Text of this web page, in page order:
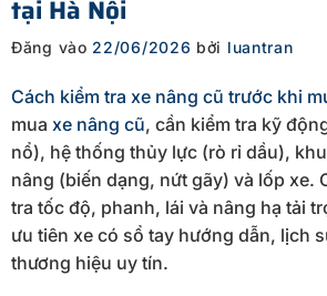
tại Hà Nội
Đăng vào 22/06/2026 bởi luantran
Cách kiểm tra xe nâng cũ trước khi
mua xe nâng cũ, cần kiểm tra kỹ
nổ), hệ thống thủy lực (rò rỉ dầu),
nâng (biến dạng, nứt gãy) và lốp xe.
tra tốc độ, phanh, lái và nâng hạ tải
ưu tiên xe có sổ tay hướng dẫn, lịch
thương hiệu uy tín.